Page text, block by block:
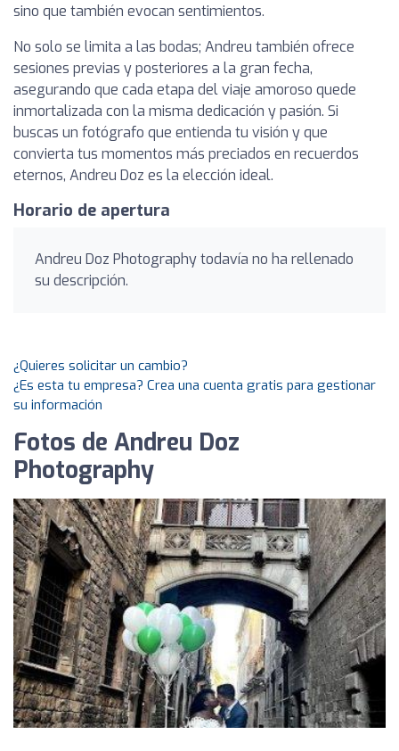
sino que también evocan sentimientos.
No solo se limita a las bodas; Andreu también ofrece
sesiones previas y posteriores a la gran fecha,
asegurando que cada etapa del viaje amoroso quede
inmortalizada con la misma dedicación y pasión. Si
buscas un fotógrafo que entienda tu visión y que
convierta tus momentos más preciados en recuerdos
eternos, Andreu Doz es la elección ideal.
Horario de apertura
Andreu Doz Photography todavía no ha rellenado
su descripción.
¿Quieres solicitar un cambio?
¿Es esta tu empresa? Crea una cuenta gratis para gestionar
su información
Fotos de Andreu Doz
Photography